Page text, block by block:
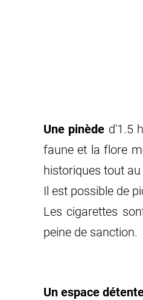
Une pinède d'1.5
faune et la flore
historiques tout
Il est possible de
Les cigarettes
peine de sanction.
Un espace